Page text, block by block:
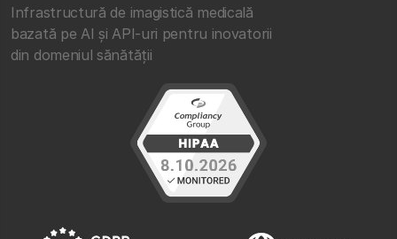
Infrastructură de imagistică medicală
bazată pe AI și API-uri pentru inovatorii
din domeniul sănătății